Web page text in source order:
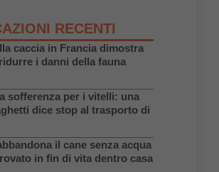
RECENTI
caccia in Francia dimostra
i danni della fauna
sofferenza per i vitelli: una
dice stop al trasporto di
il cane senza acqua
in fin di vita dentro casa